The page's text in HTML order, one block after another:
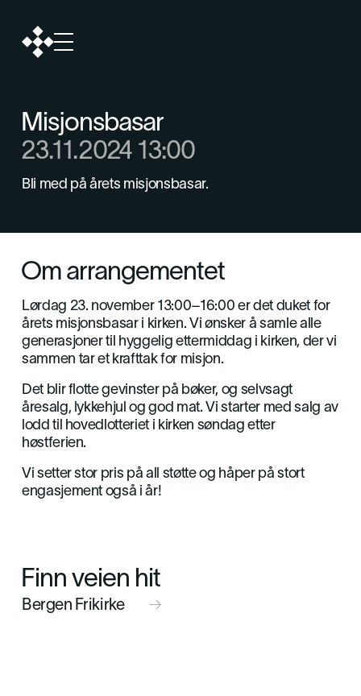
Misjonsbasar
23.11.2024 13:00
Bli med på årets misjonsbasar.
Om arrangementet
Lørdag 23. november 13:00–16:00 er det duket for
årets misjonsbasar i kirken. Vi ønsker å samle alle
generasjoner til hyggelig ettermiddag i kirken, der vi
sammen tar et krafttak for misjon.
Det blir flotte gevinster på bøker, og selvsagt
åresalg, lykkehjul og god mat. Vi starter med salg av
lodd til hovedlotteriet i kirken søndag etter
høstferien.
Vi setter stor pris på all støtte og håper på stort
engasjement også i år!
Finn veien hit
Bergen Frikirke 